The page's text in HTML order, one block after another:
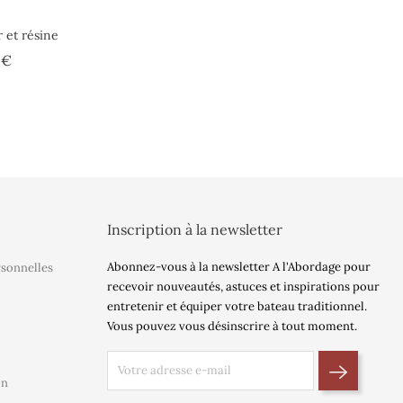
et résine
€Prix
Inscription à la newsletter
Abonnez-vous à la newsletter A l'Abordage pour
recevoir nouveautés, astuces et inspirations pour
entretenir et équiper votre bateau traditionnel.
Vous pouvez vous désinscrire à tout moment.